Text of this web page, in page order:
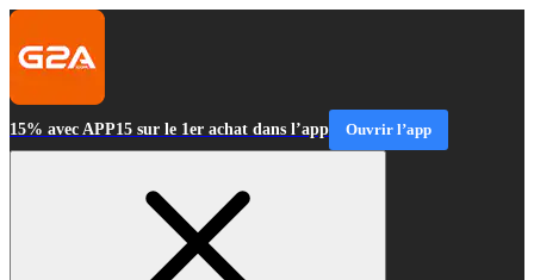
15% avec APP15 sur le 1er achat dans l’app Ouvrir l’app